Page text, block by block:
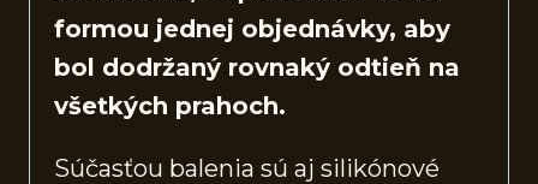
formou jednej objednávky, aby
bol dodržaný rovnaký odtieň na
všetkých prahoch.
Súčasťou balenia sú aj silikónové